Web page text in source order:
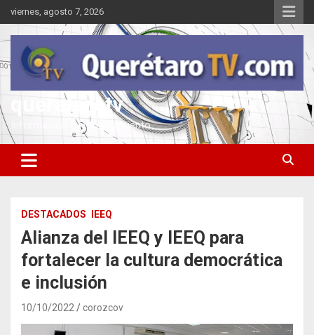
Saltar
al
contenido
viernes, agosto 7, 2026
queretarotv
Información y entretenimiento
DESTACADOS IEEQ
Alianza del IEEQ y IEEQ para
fortalecer la cultura democrática
e inclusión
10/10/2022 corozcov